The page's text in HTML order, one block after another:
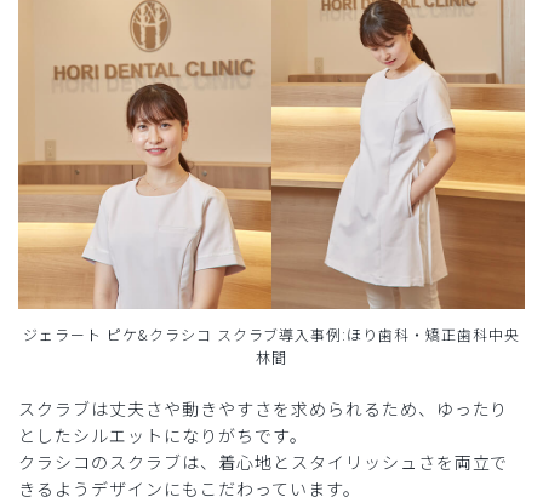
ジェラート ピケ&クラシコ スクラブ導入事例:ほり歯科・矯正歯科中央
林間
スクラブは丈夫さや動きやすさを求められるため、ゆったり
としたシルエットになりがちです。
クラシコのスクラブは、着心地とスタイリッシュさを両立で
きるようデザインにもこだわっています。